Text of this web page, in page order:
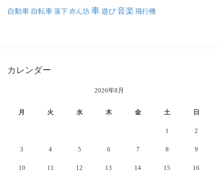
自動車 自転車落下赤ん坊車遊び音楽 飛行機
カレンダー
2026年8月
月 火 水 木 金 土 日
1 2
3 4 5 6 7 8 9
10 11 12 13 14 15 16